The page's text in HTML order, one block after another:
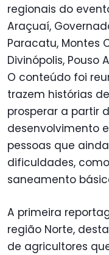
regionais do
Araçuaí,
Paracatu, Montes
Divinópolis, Pouso
O conteúdo foi
trazem histórias
prosperar a partir
desenvolvimento
pessoas que
dificuldades,
saneamento
A primeira
região Norte,
de agricultores